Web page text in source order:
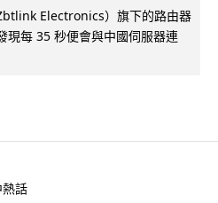
Electronics）旗下的路由器
現每 35 秒便會與中國伺服器連
話